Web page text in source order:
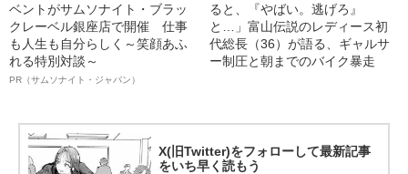
ベントがサムソナイト・ブラッ
クレーベル銀座店で開催 仕事
も人生も自分らしく～笑顔あふ
れる特別対談～
PR（サムソナイト・ジャパン）
ると、『やばい。逃げろ』
と…」富山伝説のレディース初
代総長（36）が語る、ギャルサ
ー制圧と朝までのバイク暴走
X(旧Twitter)をフォローして最新記事
をいち早く読もう